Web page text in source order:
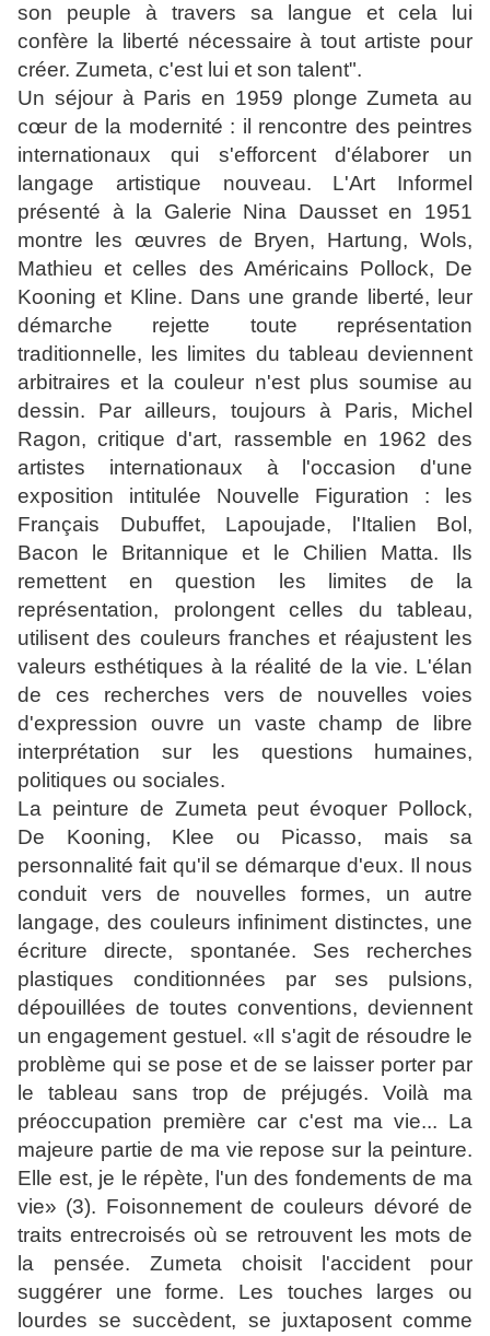
son peuple à travers sa langue et cela lui
confère la liberté nécessaire à tout artiste pour
créer. Zumeta, c'est lui et son talent".
Un séjour à Paris en 1959 plonge Zumeta au
cœur de la modernité : il rencontre des peintres
internationaux qui s'efforcent d'élaborer un
langage artistique nouveau. L'Art Informel
présenté à la Galerie Nina Dausset en 1951
montre les œuvres de Bryen, Hartung, Wols,
Mathieu et celles des Américains Pollock, De
Kooning et Kline. Dans une grande liberté, leur
démarche rejette toute représentation
traditionnelle, les limites du tableau deviennent
arbitraires et la couleur n'est plus soumise au
dessin. Par ailleurs, toujours à Paris, Michel
Ragon, critique d'art, rassemble en 1962 des
artistes internationaux à l'occasion d'une
exposition intitulée Nouvelle Figuration : les
Français Dubuffet, Lapoujade, l'Italien Bol,
Bacon le Britannique et le Chilien Matta. Ils
remettent en question les limites de la
représentation, prolongent celles du tableau,
utilisent des couleurs franches et réajustent les
valeurs esthétiques à la réalité de la vie. L'élan
de ces recherches vers de nouvelles voies
d'expression ouvre un vaste champ de libre
interprétation sur les questions humaines,
politiques ou sociales.
La peinture de Zumeta peut évoquer Pollock,
De Kooning, Klee ou Picasso, mais sa
personnalité fait qu'il se démarque d'eux. Il nous
conduit vers de nouvelles formes, un autre
langage, des couleurs infiniment distinctes, une
écriture directe, spontanée. Ses recherches
plastiques conditionnées par ses pulsions,
dépouillées de toutes conventions, deviennent
un engagement gestuel. «Il s'agit de résoudre le
problème qui se pose et de se laisser porter par
le tableau sans trop de préjugés. Voilà ma
préoccupation première car c'est ma vie... La
majeure partie de ma vie repose sur la peinture.
Elle est, je le répète, l'un des fondements de ma
vie» (3). Foisonnement de couleurs dévoré de
traits entrecroisés où se retrouvent les mots de
la pensée. Zumeta choisit l'accident pour
suggérer une forme. Les touches larges ou
lourdes se succèdent, se juxtaposent comme